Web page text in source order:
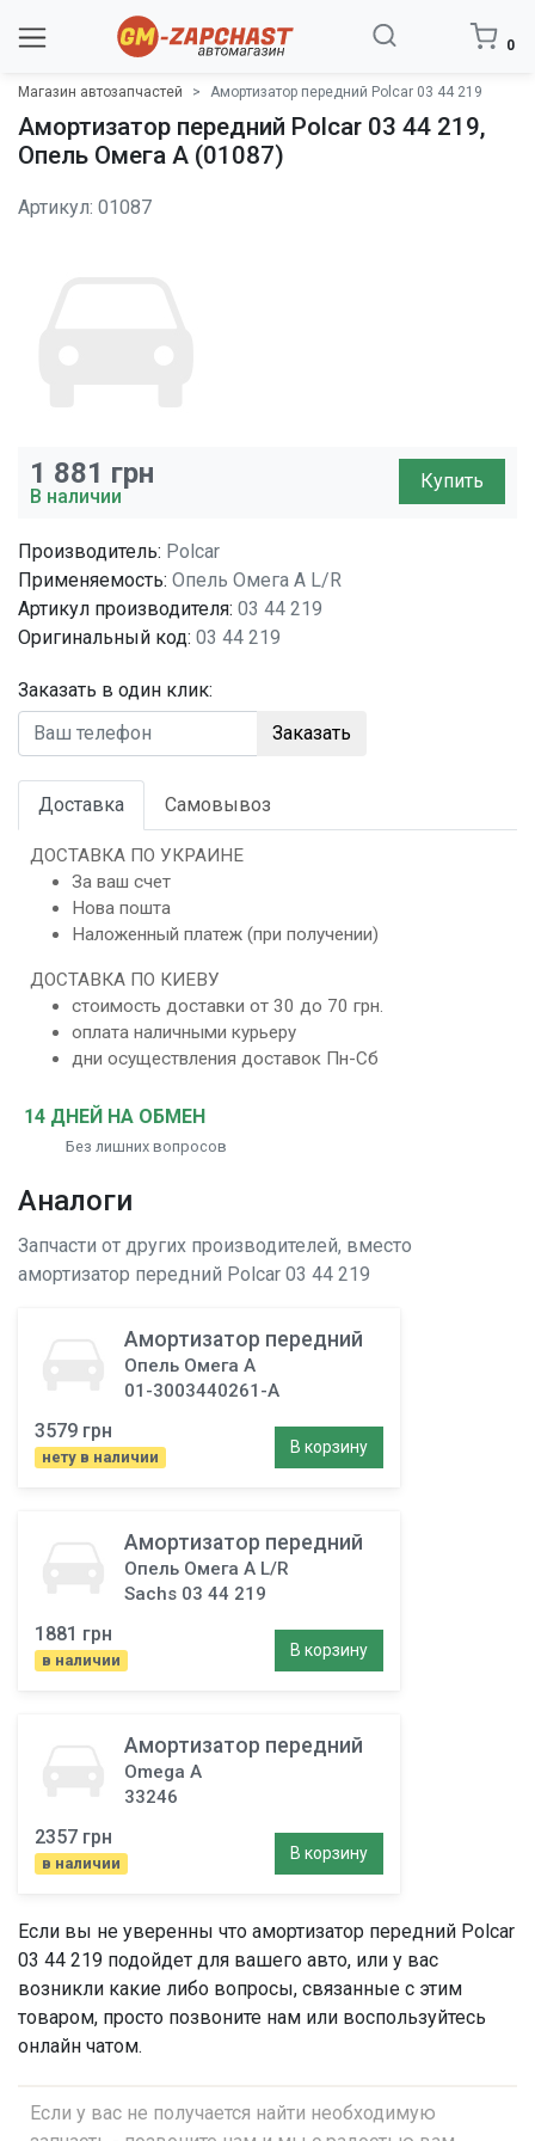
0
Магазин автозапчастей Амортизатор передний Polcar 03 44 219
Амортизатор передний Polcar 03 44 219,
Опель Омега A (01087)
Артикул: 01087
1 881 грн
В наличии
Купить
Производитель: Polcar
Применяемость: Опель Омега A L/R
Артикул производителя: 03 44 219
Оригинальный код: 03 44 219
Заказать в один клик:
Заказать
Доставка Самовывоз
ДОСТАВКА ПО УКРАИНЕ
За ваш счет
Нова пошта
Наложенный платеж (при получении)
ДОСТАВКА ПО КИЕВУ
стоимость доставки от 30 до 70 грн.
оплата наличными курьеру
дни осуществления доставок Пн-Сб
14 ДНЕЙ НА ОБМЕН
Без лишних вопросов
Аналоги
Запчасти от других производителей, вместо
амортизатор передний Polcar 03 44 219
Амортизатор передний
Опель Омега A
01-3003440261-A
3579 грн
нету в наличии
В корзину
Амортизатор передний
Опель Омега A L/R
Sachs 03 44 219
1881 грн
в наличии
В корзину
Амортизатор передний
Omega A
33246
2357 грн
в наличии
В корзину
Если вы не уверенны что амортизатор передний Polcar
03 44 219 подойдет для вашего авто, или у вас
возникли какие либо вопросы, связанные с этим
товаром, просто позвоните нам или воспользуйтесь
онлайн чатом.
Если у вас не получается найти необходимую